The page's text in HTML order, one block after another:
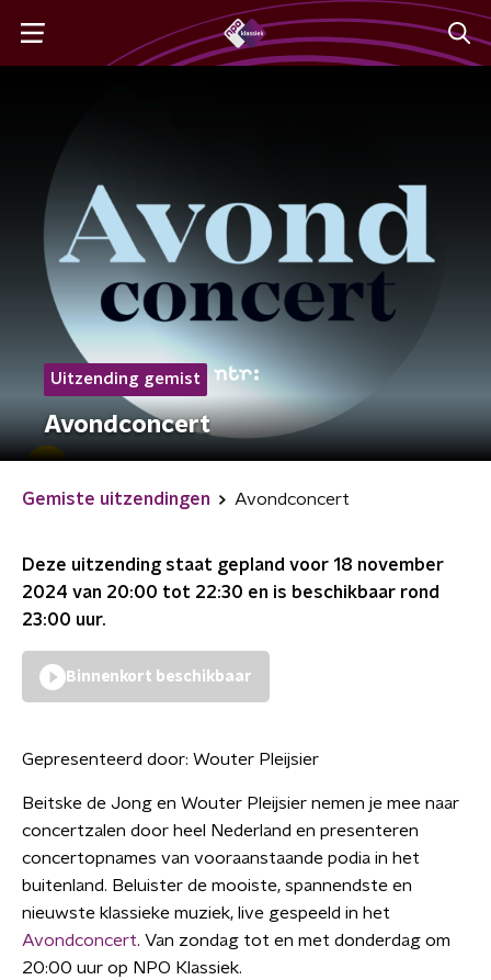
Uitzending gemist
Avondconcert
Gemiste uitzendingen Avondconcert
Deze uitzending staat gepland voor 18 november
2024 van 20:00 tot 22:30 en is beschikbaar rond
23:00 uur.
Binnenkort beschikbaar
Gepresenteerd door: Wouter Pleijsier
Beitske de Jong en Wouter Pleijsier nemen je mee naar
concertzalen door heel Nederland en presenteren
concertopnames van vooraanstaande podia in het
buitenland. Beluister de mooiste, spannendste en
nieuwste klassieke muziek, live gespeeld in het
Avondconcert. Van zondag tot en met donderdag om
20:00 uur op NPO Klassiek.